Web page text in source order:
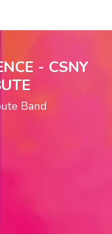
- CSNY
Band